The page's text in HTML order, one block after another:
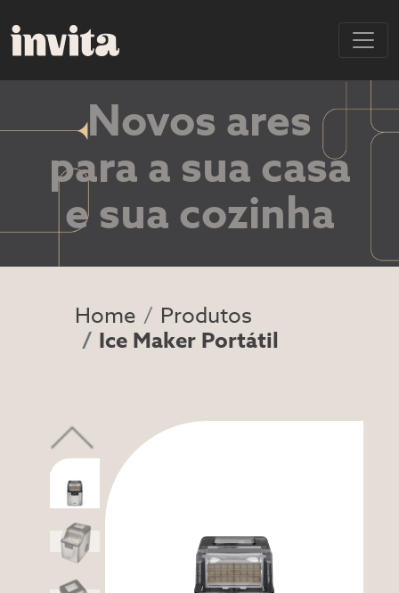
Novos ares
para a sua casa
e sua cozinha
Home
Produtos
Ice Maker Portátil